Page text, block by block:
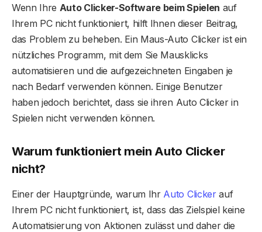
Wenn Ihre Auto Clicker-Software beim Spielen auf
Ihrem PC nicht funktioniert, hilft Ihnen dieser Beitrag,
das Problem zu beheben. Ein Maus-Auto Clicker ist ein
nützliches Programm, mit dem Sie Mausklicks
automatisieren und die aufgezeichneten Eingaben je
nach Bedarf verwenden können. Einige Benutzer
haben jedoch berichtet, dass sie ihren Auto Clicker in
Spielen nicht verwenden können.
Warum funktioniert mein Auto Clicker
nicht?
Einer der Hauptgründe, warum Ihr Auto Clickerauf
Ihrem PC nicht funktioniert, ist, dass das Zielspiel keine
Automatisierung von Aktionen zulässt und daher die